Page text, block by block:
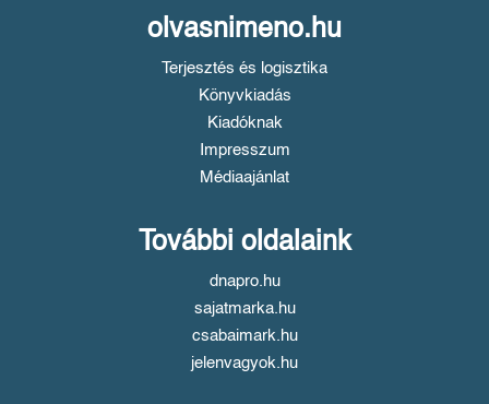
olvasnimeno.hu
Terjesztés és logisztika
Könyvkiadás
Kiadóknak
Impresszum
Médiaajánlat
További oldalaink
dnapro.hu
sajatmarka.hu
csabaimark.hu
jelenvagyok.hu